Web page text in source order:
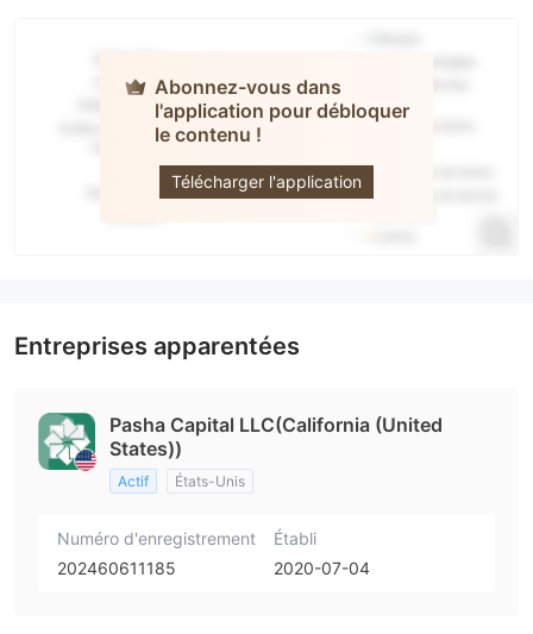
Abonnez-vous dans
l'application pour débloquer
le contenu !
Télécharger l'application
PASHA
Capital
Entreprises apparentées
Pasha Capital LLC(California (United
States))
Actif États-Unis
Numéro d'enregistrement
202460611185
Établi
2020-07-04